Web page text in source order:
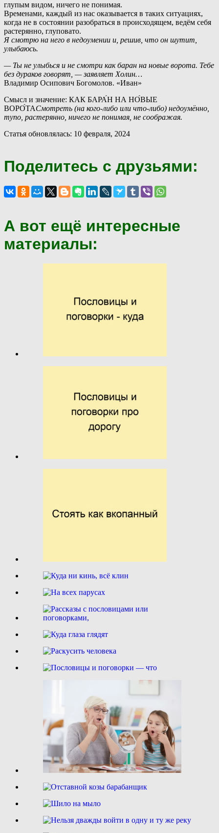
глупым видом, ничего не понимая.
Временами, каждый из нас оказывается в таких ситуациях,
когда не в состоянии разобраться в происходящем, ведём себя
растерянно, глуповато.
Я смотрю на него в недоумении и, решив, что он шутит,
улыбаюсь.
— Ты не улыбься и не смотри как баран на новые ворота. Тебе
без дураков говорят, — заявляет Холин…
Владимир Осипович Богомолов. «Иван»
Смысл и значение: КАК БАРА́Н НА НО́ВЫЕ
ВОРО́ТАСмотреть (на кого-либо или что-либо) недоумённо,
тупо, растерянно, ничего не понимая, не соображая.
Статья обновлялась: 10 февраля, 2024
Поделитесь с друзьями:
А вот ещё интересные
материалы: